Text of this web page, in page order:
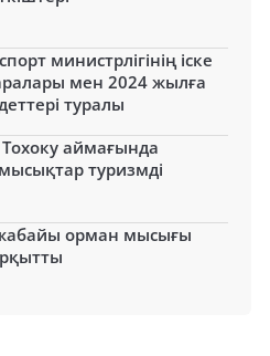
министрлігінің іске
мен 2024 жылға
туралы
аймағында
туризмді
орман мысығы